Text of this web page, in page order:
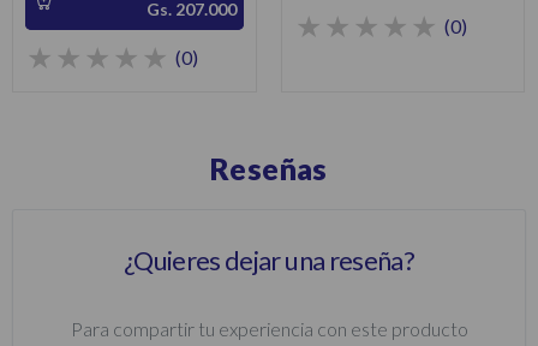
Gs. 207.000
(0)
(0)
Reseñas
¿Quieres dejar una reseña?
Para compartir tu experiencia con este producto